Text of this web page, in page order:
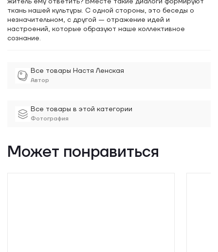
Все товары Настя Ленская
Автор
Все товары в этой категории
Фотография
ткань нашей культуры. С одной стороны, это беседы о
незначительном, с другой — отражение идей и
настроений, которые образуют наше коллективное
сознание.
Может понравиться